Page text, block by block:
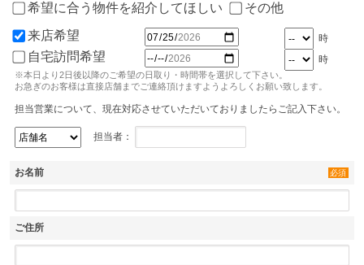
希望に合う物件を紹介してほしい
その他
来店希望 時
自宅訪問希望 時
※本日より2日後以降のご希望の日取り・時間帯を選択して下さい。
お急ぎのお客様は直接店舗までご連絡頂けますようよろしくお願い致します。
担当営業について、現在対応させていただいておりましたらご記入下さい。
担当者：
お名前 必須
ご住所